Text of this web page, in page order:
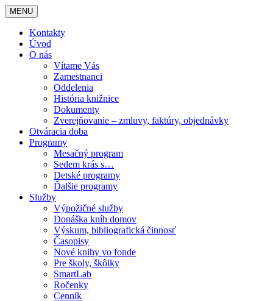
MENU
Kontakty
Úvod
O nás
Vítame Vás
Zamestnanci
Oddelenia
História knižnice
Dokumenty
Zverejňovanie – zmluvy, faktúry, objednávky
Otváracia doba
Programy
Mesačný program
Sedem krás s…
Detské programy
Ďalšie programy
Služby
Výpožičné služby
Donáška kníh domov
Výskum, bibliografická činnosť
Časopisy
Nové knihy vo fonde
Pre školy, škôlky
SmartLab
Ročenky
Cenník